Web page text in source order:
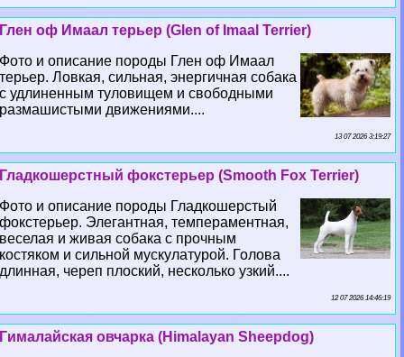
Глен оф Имаал терьер (Glen of Imaal Terrier)
Фото и описание породы Глен оф Имаал
терьер. Ловкая, сильная, энергичная собака
с удлиненным туловищем и свободными
размашистыми движениями....
13 07 2026 3:19:27
Гладкошерстный фокстерьер (Smooth Fox Terrier)
Фото и описание породы Гладкошерстый
фокстерьер. Элегантная, темпераментная,
веселая и живая собака с прочным
костяком и сильной мускулатурой. Голова
длинная, череп плоский, несколько узкий....
12 07 2026 14:46:19
Гималайская овчарка (Himalayan Sheepdog)